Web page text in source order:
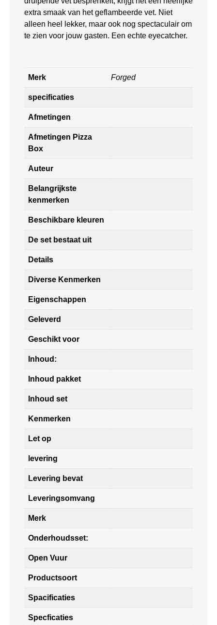
extra smaak van het geflambeerde vet. Niet
alleen heel lekker, maar ook nog spectaculair om
te zien voor jouw gasten. Een echte eyecatcher.
Merk Forged
specificaties
Afmetingen
Afmetingen Pizza
Box
Auteur
Belangrijkste
kenmerken
Beschikbare kleuren
De set bestaat uit
Details
Diverse Kenmerken
Eigenschappen
Geleverd
Geschikt voor
Inhoud:
Inhoud pakket
Inhoud set
Kenmerken
Let op
levering
Levering bevat
Leveringsomvang
Merk
Onderhoudsset:
Open Vuur
Productsoort
Spacificaties
Specficaties